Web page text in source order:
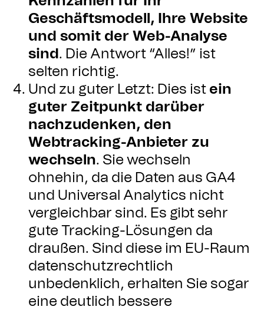
Geschäftsmodell, Ihre Website
und somit der Web-Analyse
sind . Die Antwort “Alles!” ist
selten richtig.
Und zu guter Letzt: Dies ist ein
guter Zeitpunkt darüber
nachzudenken, den
Webtracking-Anbieter zu
wechseln. Sie wechseln
ohnehin, da die Daten aus GA4
und Universal Analytics nicht
vergleichbar sind. Es gibt sehr
gute Tracking-Lösungen da
draußen. Sind diese im EU-Raum
datenschutzrechtlich
unbedenklich, erhalten Sie sogar
eine deutlich bessere